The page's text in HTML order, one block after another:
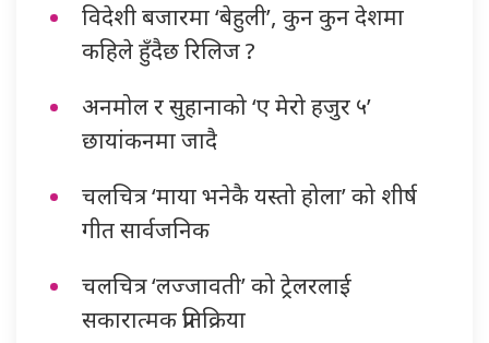
विदेशी बजारमा ‘बेहुली’, कुन कुन देशमा
कहिले हुँदैछ रिलिज ?
अनमोल र सुहानाको ‘ए मेरो हजुर ५’
छायांकनमा जादै
चलचित्र ‘माया भनेकै यस्तो होला’ को शीर्ष
गीत सार्वजनिक
चलचित्र ‘लज्जावती’ को ट्रेलरलाई
सकारात्मक प्रतिक्रिया